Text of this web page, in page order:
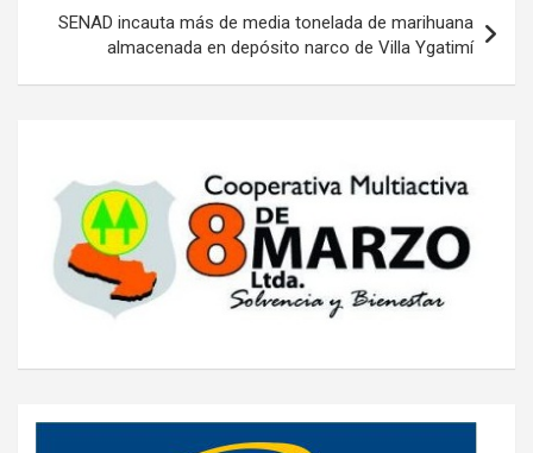
SENAD incauta más de media tonelada de marihuana
almacenada en depósito narco de Villa Ygatimí